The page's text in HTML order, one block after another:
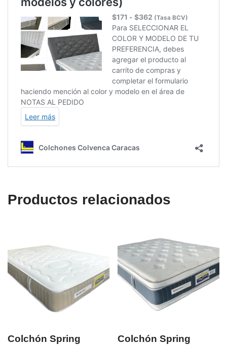
Productos relacionados
Colchón Spring
Colchón Spring